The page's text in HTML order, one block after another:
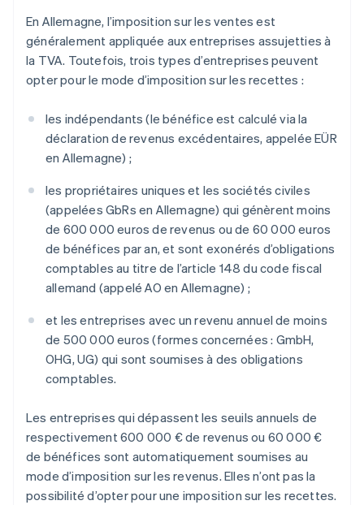
En Allemagne, l’imposition sur les ventes est
généralement appliquée aux entreprises assujetties à
la TVA. Toutefois, trois types d’entreprises peuvent
opter pour le mode d’imposition sur les recettes :
les indépendants (le bénéfice est calculé via la
déclaration de revenus excédentaires, appelée EÜR
en Allemagne) ;
les propriétaires uniques et les sociétés civiles
(appelées GbRs en Allemagne) qui génèrent moins
de 600 000 euros de revenus ou de 60 000 euros
de bénéfices par an, et sont exonérés d’obligations
comptables au titre de l’article 148 du code fiscal
allemand (appelé AO en Allemagne) ;
et les entreprises avec un revenu annuel de moins
de 500 000 euros (formes concernées : GmbH,
OHG, UG) qui sont soumises à des obligations
comptables.
Les entreprises qui dépassent les seuils annuels de
respectivement 600 000 € de revenus ou 60 000 €
de bénéfices sont automatiquement soumises au
mode d’imposition sur les revenus. Elles n’ont pas la
possibilité d’opter pour une imposition sur les recettes.